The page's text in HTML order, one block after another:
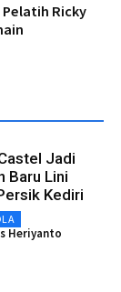
Pelatih Ricky
Jadi
Baru Lini
Kediri
Heriyanto